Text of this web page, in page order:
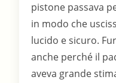
pistone passava
in modo che
lucido e sicuro.
anche perché il
aveva grande